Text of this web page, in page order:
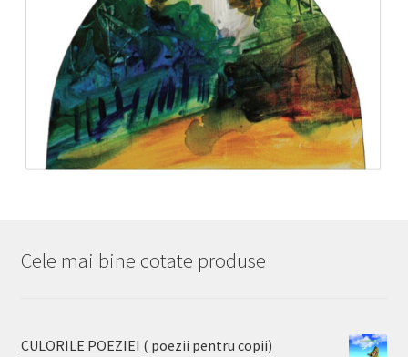
Cele mai bine cotate produse
CULORILE POEZIEI ( poezii pentru copii)